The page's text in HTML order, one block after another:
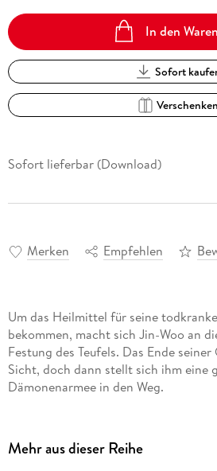
In den
Sofort
Verschenken
Sofort lieferbar (Download)
Merken Empfehlen
Um das Heilmittel für seine
bekommen, macht sich Jin-Woo an
Festung des Teufels. Das Ende
Sicht, doch dann stellt sich ihm eine
Dämonenarmee in den Weg.
Mehr aus dieser Reihe